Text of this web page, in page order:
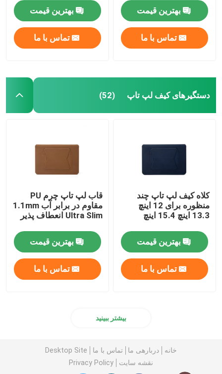
بهترین قیمت
تماس با ما
بهترین قیمت
تماس با ما
دستگیرهای کیف لپ تاپ (52)
کلاه کیف لپ تاپ چند
منظوره برای 12 اینچ
13.3 اینچ 15.4 اینچ
بهترین قیمت
تماس با ما
قاب لپ تاپ چرم PU
مقاوم در برابر آب 1.1mm
Ultra Slim انعطاف پذیر
بهترین قیمت
تماس با ما
بیشتر ببینید
خانه دربارهی ما تماس با ما
Desktop Site
نقشه سایت
Privacy Policy